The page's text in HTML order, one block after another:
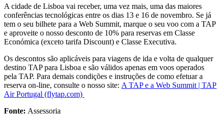
A cidade de Lisboa vai receber, uma vez mais, uma das maiores
conferências tecnológicas entre os dias 13 e 16 de novembro. Se já
tem o seu bilhete para a Web Summit, marque o seu voo com a TAP
e aproveite o nosso desconto de 10% para reservas em Classe
Económica (exceto tarifa Discount) e Classe Executiva.
Os descontos são aplicáveis para viagens de ida e volta de qualquer
destino TAP para Lisboa e são válidos apenas em voos operados
pela TAP. Para demais condições e instruções de como efetuar a
reserva on-line, consulte o nosso site: A TAP e a Web Summit | TAP
Air Portugal (flytap.com)
Fonte: Assessoria